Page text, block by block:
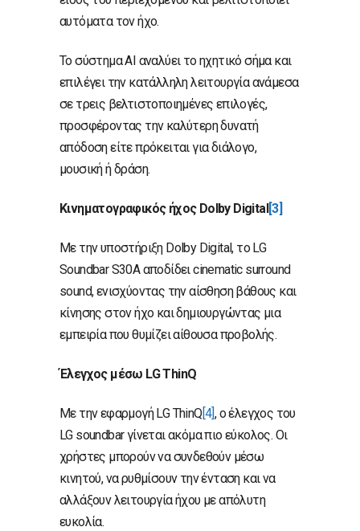
αυτόματα τον ήχο.
Το σύστημα AI αναλύει το ηχητικό σήμα και
επιλέγει την κατάλληλη λειτουργία ανάμεσα
σε τρεις βελτιστοποιημένες επιλογές,
προσφέροντας την καλύτερη δυνατή
απόδοση είτε πρόκειται για διάλογο,
μουσική ή δράση.
Κινηματογραφικός ήχος Dolby Digital [3]
Με την υποστήριξη Dolby Digital, το LG
Soundbar S30A αποδίδει cinematic surround
sound, ενισχύοντας την αίσθηση βάθους και
κίνησης στον ήχο και δημιουργώντας μια
εμπειρία που θυμίζει αίθουσα προβολής.
Έλεγχος μέσω LGThinQ
Με την εφαρμογή LG ThinQ[4], ο έλεγχος του
LG soundbar γίνεται ακόμα πιο εύκολος. Οι
χρήστες μπορούν να συνδεθούν μέσω
κινητού, να ρυθμίσουν την ένταση και να
αλλάξουν λειτουργία ήχου με απόλυτη
ευκολία.